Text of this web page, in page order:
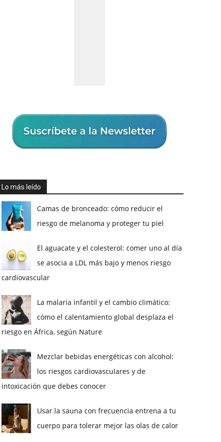
Lo más leído
Camas de bronceado: cómo reducir el
riesgo de melanoma y proteger tu piel
El aguacate y el colesterol: comer uno al día
se asocia a LDL más bajo y menos riesgo
cardiovascular
La malaria infantil y el cambio climático:
cómo el calentamiento global desplaza el
riesgo en África, según Nature
Mezclar bebidas energéticas con alcohol:
los riesgos cardiovasculares y de
intoxicación que debes conocer
Usar la sauna con frecuencia entrena a tu
cuerpo para tolerar mejor las olas de calor